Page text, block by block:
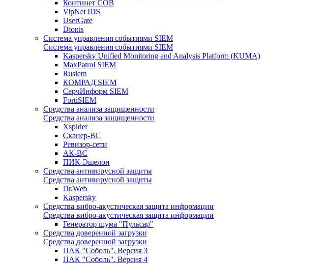
Континет СОВ
VipNet IDS
UserGate
Dionis
Система управления событиями SIEM
Система управления событиями SIEM
Kaspersky Unified Monitoring and Analysis Platform (KUMA)
MaxPatrol SIEM
Rusiem
КОМРАД SIEM
СерчИнформ SIEM
FortiSIEM
Средства анализа защищенности
Средства анализа защищенности
Xspider
Сканер-ВС
Ревизор-сети
АК-ВС
ПИК-Эшелон
Средства антивирусной защиты
Средства антивирусной защиты
Dr.Web
Kaspersky
Средства вибро-акустическая защита информации
Средства вибро-акустическая защита информации
Генератор шума "Пульсар"
Средства доверенной загрузки
Средства доверенной загрузки
ПАК "Соболь". Версия 3
ПАК "Соболь". Версия 4